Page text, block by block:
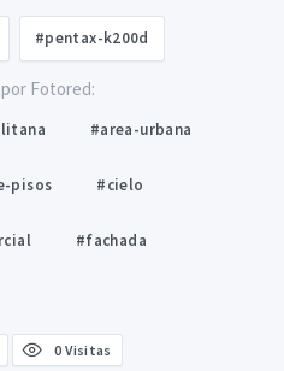
#pentax-k200d
Fotored:
#area-urbana
pisos #cielo
#fachada
0 Visitas